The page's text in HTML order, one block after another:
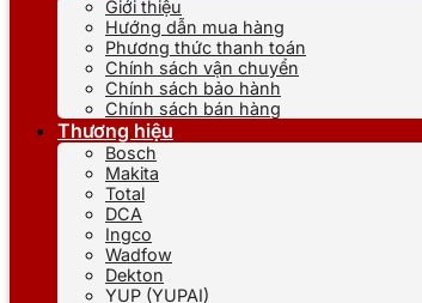
Giới thiệu
Hướng dẫn mua hàng
Phương thức thanh toán
Chính sách vận chuyển
Chính sách bảo hành
Chính sách bán hàng
Thương hiệu
Bosch
Makita
Total
DCA
Ingco
Wadfow
Dekton
YUP (YUPAI)